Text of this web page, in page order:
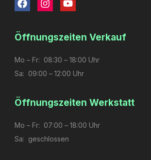
Öffnungs­zeiten Verkauf
Mo – Fr: 08:30 – 18:00 Uhr
Sa: 09:00 – 12:00 Uhr
Öffnungs­zeiten Werkstatt
Mo – Fr: 07:00 – 18:00 Uhr
Sa: geschlossen